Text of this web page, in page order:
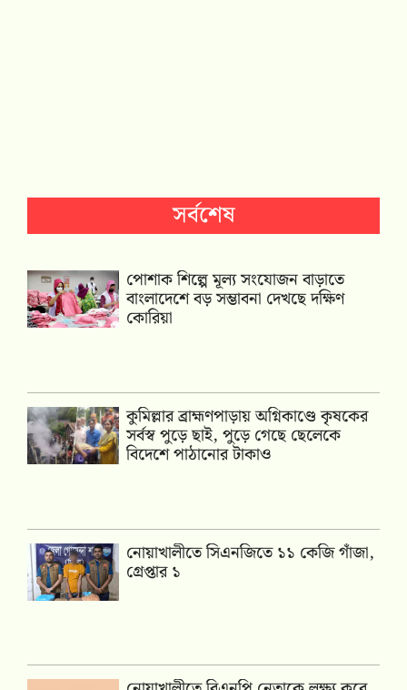
সর্বশেষ
পোশাক শিল্পে মূল্য সংযোজন বাড়াতে
বাংলাদেশে বড় সম্ভাবনা দেখছে দক্ষিণ
কোরিয়া
কুমিল্লার ব্রাহ্মণপাড়ায় অগ্নিকাণ্ডে কৃষকের
সর্বস্ব পুড়ে ছাই, পুড়ে গেছে ছেলেকে
বিদেশে পাঠানোর টাকাও
নোয়াখালীতে সিএনজিতে ১১ কেজি গাঁজা,
গ্রেপ্তার ১